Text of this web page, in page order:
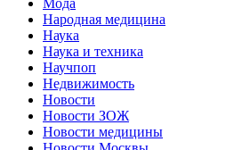
Народная медицина
Наука
Наука и техника
Научпоп
Недвижимость
Новости
Новости ЗОЖ
Новости медицины